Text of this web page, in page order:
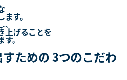
す。
、
上げることを
す。
ための3つのこだわ